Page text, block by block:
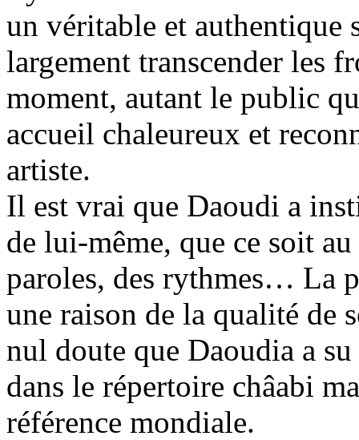
un véritable et authentique
largement transcender les
moment, autant le public
accueil chaleureux et
artiste.
Il est vrai que Daoudi a
de lui-même, que ce soit
paroles, des rythmes… La
une raison de la qualité de
nul doute que Daoudia a
dans le répertoire châabi
référence mondiale.